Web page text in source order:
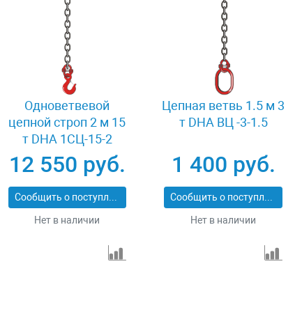
Одноветвевой
цепной строп 2 м 15
т DHA 1СЦ-15-2
12 550 руб.
Сообщить о поступлении
Нет в наличии
Цепная ветвь 1.5 м 3
т DHA ВЦ -3-1.5
1 400 руб.
Сообщить о поступлении
Нет в наличии